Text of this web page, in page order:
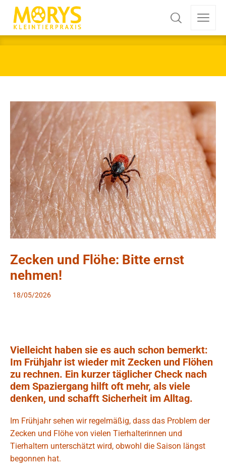
Zecken und Flöhe: Bitte ernst
nehmen!
18/05/2026
Vielleicht haben sie es auch schon bemerkt:
Im Frühjahr ist wieder mit Zecken und Flöhen
zu rechnen. Ein kurzer täglicher Check nach
dem Spaziergang hilft oft mehr, als viele
denken, und schafft Sicherheit im Alltag.
Im Frühjahr sehen wir regelmäßig, dass das Problem der
Zecken und Flöhe von vielen Tierhalterinnen und
Tierhaltern unterschätzt wird, obwohl die Saison längst
begonnen hat.